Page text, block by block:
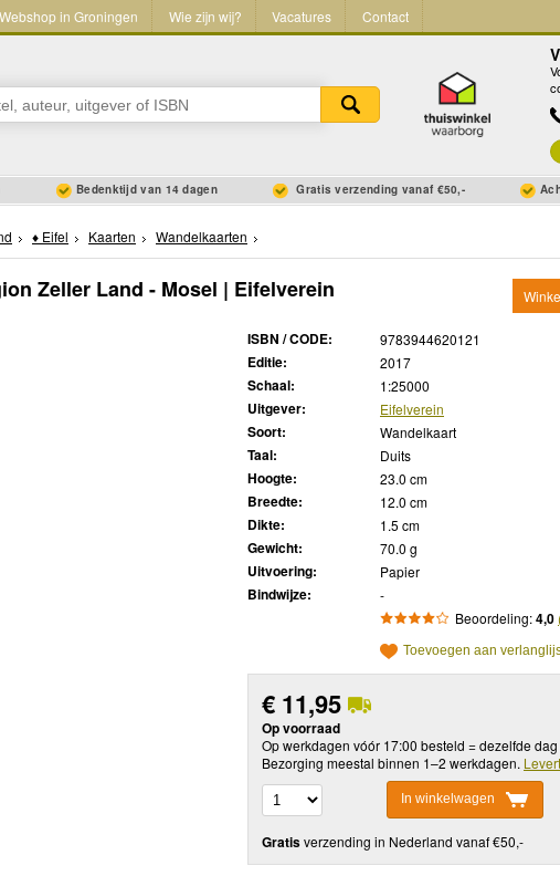
Webshop in Groningen Wie zijn wij? Vacatures Contact
Bedenktijd van 14 dagen Gratis verzending vanaf €50,-
♦ Eifel Kaarten Wandelkaarten
Zeller Land - Mosel | Eifelverein
ISBN / CODE: 9783944620121
Editie: 2017
Schaal: 1:25000
Uitgever: Eifelverein
Soort: Wandelkaart
Taal: Duits
Hoogte: 23.0 cm
Breedte: 12.0 cm
Dikte: 1.5 cm
Gewicht: 70.0 g
Uitvoering: Papier
Bindwijze:
-
Beoordeling:4,0
Toevoegen aan
€ 11,95
Op voorraad
Op werkdagen vóór 17:00 besteld = dezelfde
Bezorging meestal binnen 1–2 werkdagen.
In winkelwagen
Gratisverzending in Nederland vanaf €50,-